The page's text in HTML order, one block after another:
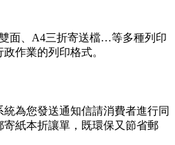
面、A4三折寄送檔…等多種列印
作業的列印格式。
為您發送通知信請消費者進行同
紙本折讓單，既環保又節省郵